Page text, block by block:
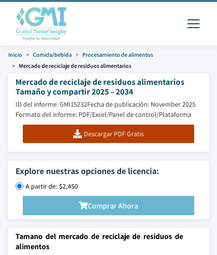
Inicio Comida/bebida
Procesamiento de alimentos
Mercado de reciclaje de residuos alimentarios
Mercado de reciclaje de residuos alimentarios
Tamaño y compartir 2025 – 2034
ID del informe: GMI15232Fecha de publicación: November 2025
Formato del informe: PDF/Excel/Panel de control/Plataforma
Descargar PDF Gratis
Explore nuestras opciones de licencia:
A partir de: $2,450
Comprar Ahora
Tamano del mercado de reciclaje de residuos de
alimentos